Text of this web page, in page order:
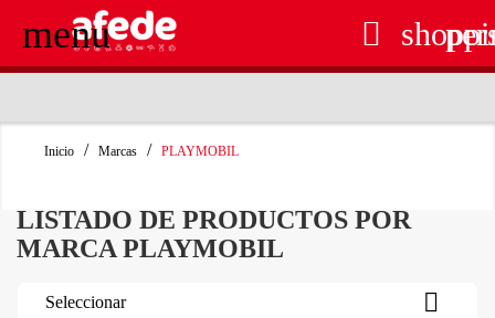
menu 
Inicio Marcas PLAYMOBIL
LISTADO DE PRODUCTOS POR
MARCA PLAYMOBIL
Seleccionar 